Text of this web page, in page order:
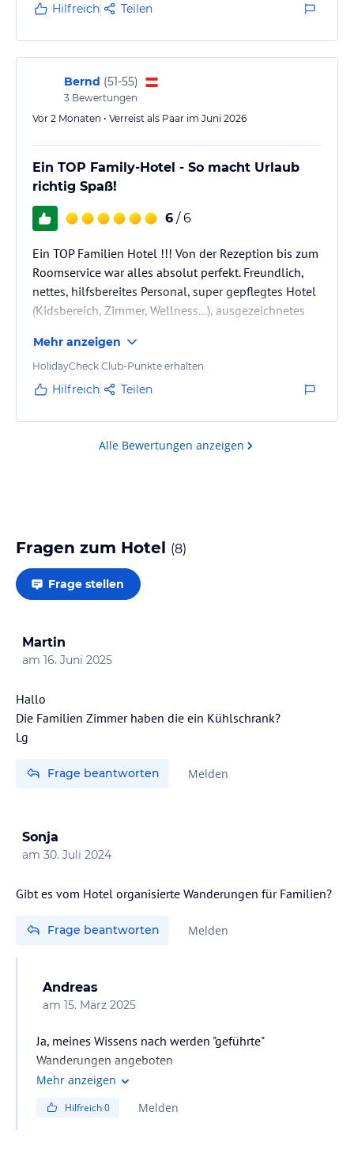
Hilfreich Teilen
Bernd (51-55)
3 Bewertungen
Vor 2 Monaten • Verreist als Paar im Juni 2026
Ein TOP Family-Hotel - So macht Urlaub
richtig Spaß!
6 / 6
Ein TOP Familien Hotel !!! Von der Rezeption bis zum
Roomservice war alles absolut perfekt. Freundlich,
nettes, hilfsbereites Personal, super gepflegtes Hotel
(Kidsbereich, Zimmer, Wellness...), ausgezeichnetes
Preis-/Leistung absolut TOP, so macht Urlaub richtig
Spaß. Ein Hotel für JUNG und ALT. Jederzeit wieder!
DANKE an ALLE Mitarbeiter für euren Einsatz!
Mehr anzeigen
HolidayCheck Club-Punkte erhalten
Hilfreich Teilen
Alle Bewertungen anzeigen
Fragen zum Hotel (8)
Frage stellen
Martin
am 16. Juni 2025
Hallo
Die Familien Zimmer haben die ein Kühlschrank?
Lg
Frage beantworten Melden
Sonja
am 30. Juli 2024
Gibt es vom Hotel organisierte Wanderungen für Familien?
Frage beantworten Melden
Andreas
am 15. März 2025
Ja, meines Wissens nach werden "geführte"
Wanderungen angeboten
Mehr anzeigen
Hilfreich0 Melden